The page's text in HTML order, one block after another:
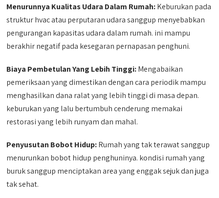
Menurunnya Kualitas Udara Dalam Rumah:Keburukan pada
struktur hvac atau perputaran udara sanggup menyebabkan
pengurangan kapasitas udara dalam rumah. ini mampu
berakhir negatif pada kesegaran pernapasan penghuni.
Biaya Pembetulan Yang Lebih Tinggi:Mengabaikan
pemeriksaan yang dimestikan dengan cara periodik mampu
menghasilkan dana ralat yang lebih tinggi di masa depan.
keburukan yang lalu bertumbuh cenderung memakai
restorasi yang lebih runyam dan mahal.
Penyusutan Bobot Hidup:Rumah yang tak terawat sanggup
menurunkan bobot hidup penghuninya. kondisi rumah yang
buruk sanggup menciptakan area yang enggak sejuk dan juga
tak sehat.